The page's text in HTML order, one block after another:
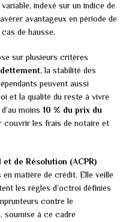
indexé sur un indice de
avantageux en période de
de hausse.
sur plusieurs critères
, la stabilité des
peuvent aussi
et la qualité du reste à vivre
moins 10 % du prix du
couvrir les frais de notaire et
de Résolution (ACPR)
en matière de crédit. Elle veille
les règles d’octroi définies
contre le
soumise à ce cadre